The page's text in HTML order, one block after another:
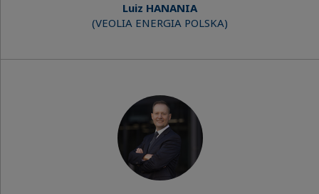
Luiz HANANIA
(VEOLIA ENERGIA POLSKA)